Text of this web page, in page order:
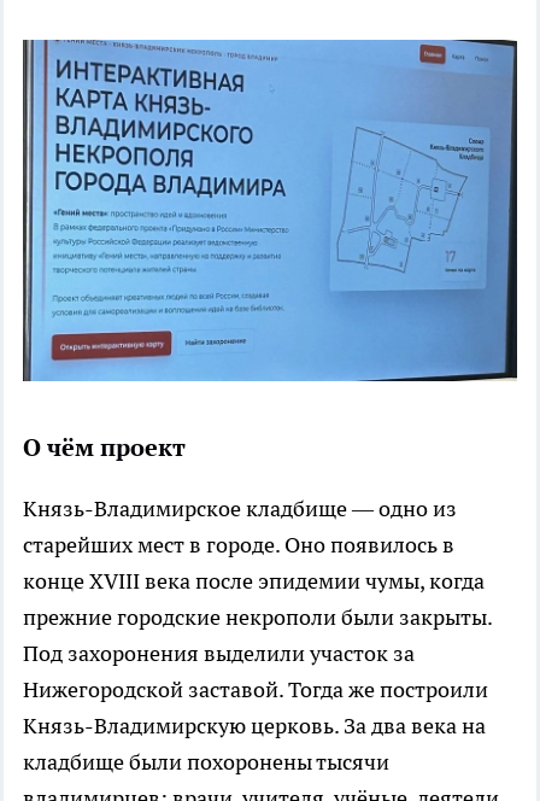
О чём проект
Князь-Владимирское кладбище — одно из
старейших мест в городе. Оно появилось в
конце XVIII века после эпидемии чумы, когда
прежние городские некрополи были закрыты.
Под захоронения выделили участок за
Нижегородской заставой. Тогда же построили
Князь-Владимирскую церковь. За два века на
кладбище были похоронены тысячи